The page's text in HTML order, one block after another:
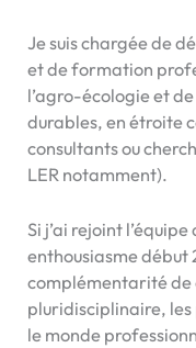
Je suis chargée de
et de formation
l’agro-écologie et
durables, en étroite
consultants ou
LER notamment).
Si j’ai rejoint
enthousiasme début
complémentarité de
pluridisciplinaire, les
le monde